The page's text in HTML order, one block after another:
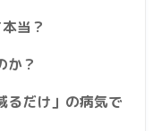
当？
か？
るだけ」の病気で